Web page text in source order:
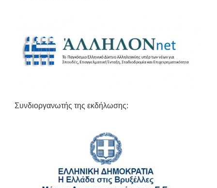
Συνδιοργανωτής της εκδήλωσης: